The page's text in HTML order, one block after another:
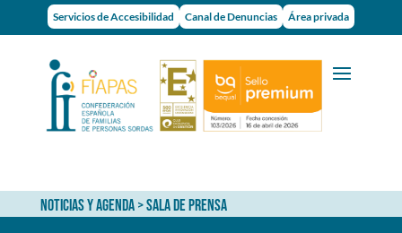
Servicios de Accesibilidad Canal de Denuncias Área privada
NOTICIAS Y AGENDA> Sala de prensa